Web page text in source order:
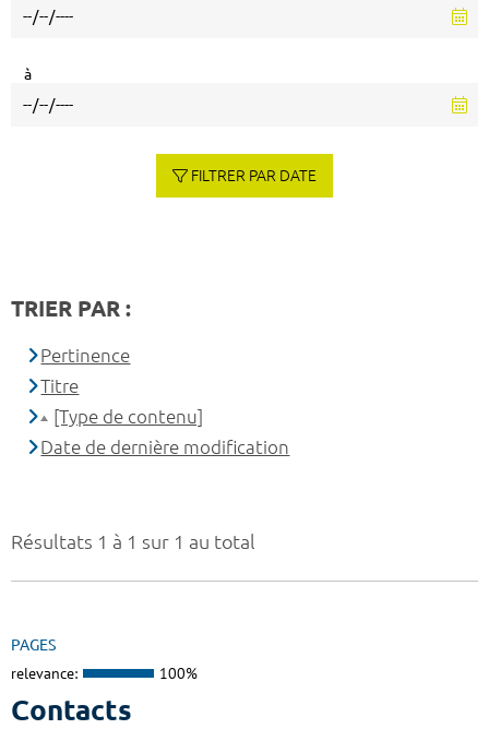
Résultats 1 à 1 sur 1 au total
PAGES
relevance: 100%
Contacts
à
FILTRER PAR DATE
TRIER PAR :
Pertinence
Titre
[Type de contenu]
Date de dernière modification